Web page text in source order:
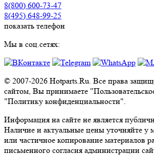
8(800) 600-73-47
8(495) 648-99-25
показать телефон
Мы в соц.сетях:
© 2007-2026 Hotparts.Ru. Все права
сайтом, Вы принимаете
"Политику конфиденциальности".
Информация на сайте не является
Наличие и актуальные цены уточняйте у
или частичное копирование материалов
письменного согласия администрации